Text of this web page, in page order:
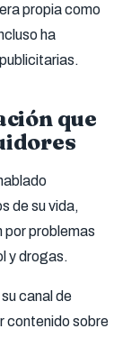
propia como
ha
que
de su vida,
por problemas
y drogas.
canal de
contenido sobre